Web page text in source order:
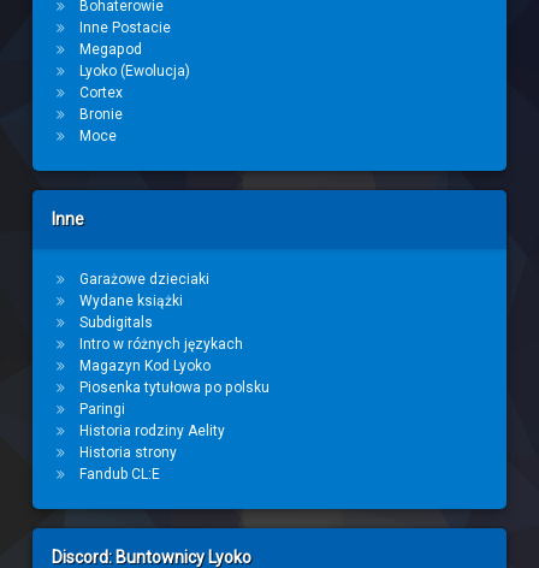
Bohaterowie
Inne Postacie
Megapod
Lyoko (Ewolucja)
Cortex
Bronie
Moce
Inne
Garażowe dzieciaki
Wydane książki
Subdigitals
Intro w różnych językach
Magazyn Kod Lyoko
Piosenka tytułowa po polsku
Paringi
Historia rodziny Aelity
Historia strony
Fandub CL:E
Discord: Buntownicy Lyoko